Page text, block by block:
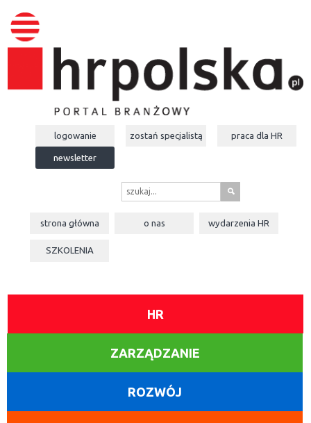
logowanie zostań specjalistą praca dla HR
newsletter
s
strona główna o nas wydarzeniaHR
SZKOLENIA
HR
ZARZĄDZANIE
ROZWÓJ